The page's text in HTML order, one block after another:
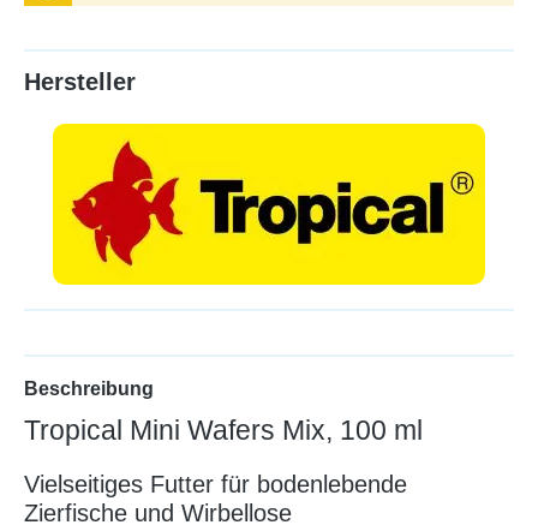
Hersteller
Beschreibung
Tropical Mini Wafers Mix, 100 ml
Vielseitiges Futter für bodenlebende
Zierfische und Wirbellose